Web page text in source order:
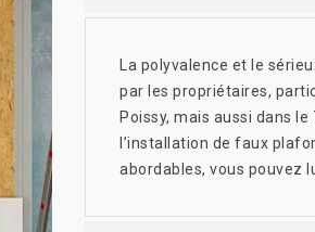
La polyvalence et le
par les propriétaires,
Poissy, mais aussi dans
l’installation de faux
abordables, vous pouvez